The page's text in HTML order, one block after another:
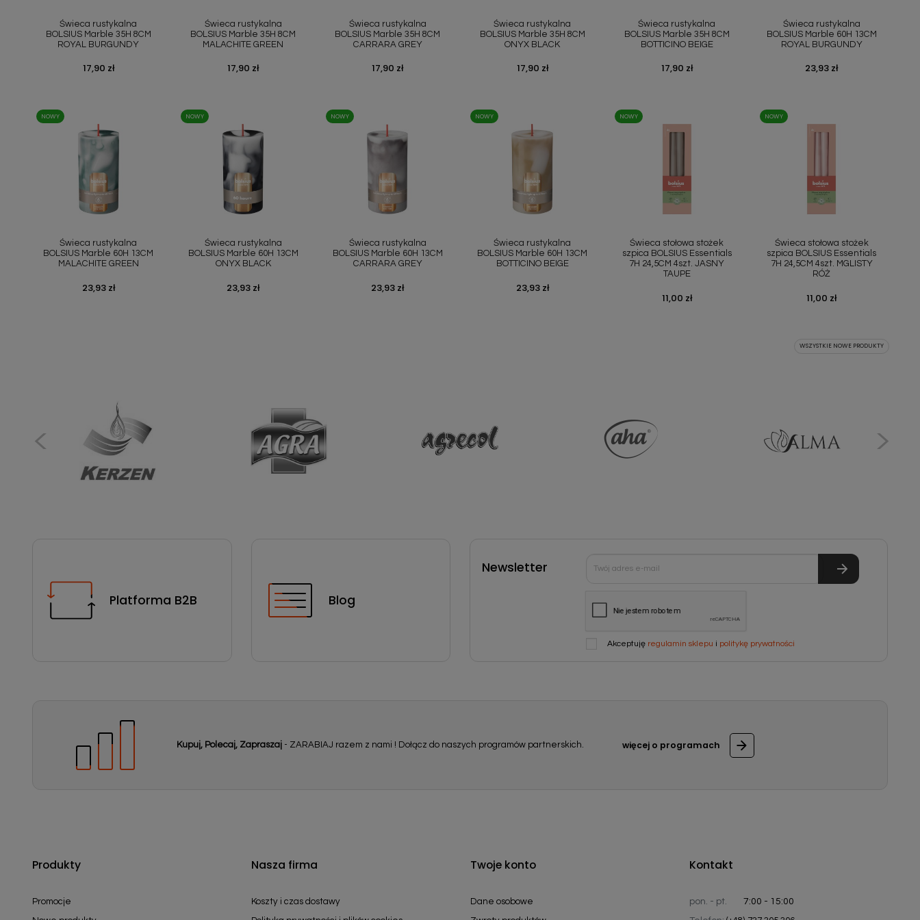
Świeca rustykalna
BOLSIUS Marble 35H 8CM
ROYAL BURGUNDY
Cena
17,90 zł
Świeca rustykalna
BOLSIUS Marble 35H 8CM
MALACHITE GREEN
Cena
17,90 zł
Świeca rustykalna
BOLSIUS Marble 35H 8CM
CARRARA GREY
Cena
17,90 zł
Świeca rustykalna
BOLSIUS Marble 35H 8CM
ONYX BLACK
Cena
17,90 zł
Świeca rustykalna
BOLSIUS Marble 35H 8CM
BOTTICINO BEIGE
Cena
17,90 zł
Świeca rustykalna
BOLSIUS Marble 60H 13CM
ROYAL BURGUNDY
Cena
23,93 zł
Świeca rustykalna
BOLSIUS Marble 60H 13CM
MALACHITE GREEN
Cena
23,93 zł
NOWY
Świeca rustykalna
BOLSIUS Marble 60H 13CM
ONYX BLACK
Cena
23,93 zł
NOWY
Świeca rustykalna
BOLSIUS Marble 60H 13CM
CARRARA GREY
Cena
23,93 zł
NOWY
Świeca rustykalna
BOLSIUS Marble 60H 13CM
BOTTICINO BEIGE
Cena
23,93 zł
NOWY
Świeca stołowa stożek
szpica BOLSIUS Essentials
7H 24,5CM 4szt. JASNY
TAUPE
Cena
11,00 zł
NOWY
Świeca stołowa stożek
szpica BOLSIUS Essentials
7H 24,5CM 4szt. MGLISTY
RÓŻ
Cena
11,00 zł
NOWY
WSZYSTKIE NOWE PRODUKTY
Platforma B2B Blog
Newsletter
Akceptuję regulamin sklepu i politykę prywatności
Kupuj, Polecaj, Zapraszaj - ZARABIAJ razem z nami ! Dołącz do naszych programów partnerskich. więcej o programach
Produkty
Promocje
Nasza firma
Koszty i czas dostawy
Twoje konto
Dane osobowe
Kontakt
pon. - pt.
7:00 - 15:00